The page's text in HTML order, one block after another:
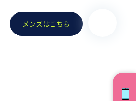
メンズはこちら